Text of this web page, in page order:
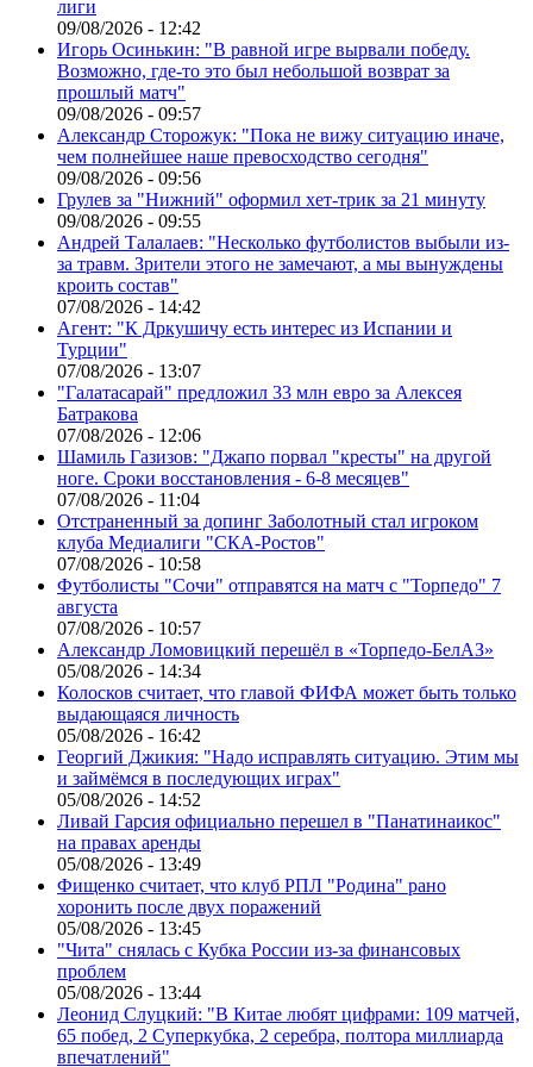
лиги
09/08/2026 - 12:42
Игорь Осинькин: "В равной игре вырвали победу.
Возможно, где-то это был небольшой возврат за
прошлый матч"
09/08/2026 - 09:57
Александр Сторожук: "Пока не вижу ситуацию иначе,
чем полнейшее наше превосходство сегодня"
09/08/2026 - 09:56
Грулев за "Нижний" оформил хет-трик за 21 минуту
09/08/2026 - 09:55
Андрей Талалаев: "Несколько футболистов выбыли из-
за травм. Зрители этого не замечают, а мы вынуждены
кроить состав"
07/08/2026 - 14:42
Агент: "К Дркушичу есть интерес из Испании и
Турции"
07/08/2026 - 13:07
"Галатасарай" предложил 33 млн евро за Алексея
Батракова
07/08/2026 - 12:06
Шамиль Газизов: "Джапо порвал "кресты" на другой
ноге. Сроки восстановления - 6-8 месяцев"
07/08/2026 - 11:04
Отстраненный за допинг Заболотный стал игроком
клуба Медиалиги "СКА-Ростов"
07/08/2026 - 10:58
Футболисты "Сочи" отправятся на матч с "Торпедо" 7
августа
07/08/2026 - 10:57
Александр Ломовицкий перешёл в «Торпедо-БелАЗ»
05/08/2026 - 14:34
Колосков считает, что главой ФИФА может быть только
выдающаяся личность
05/08/2026 - 16:42
Георгий Джикия: "Надо исправлять ситуацию. Этим мы
и займёмся в последующих играх"
05/08/2026 - 14:52
Ливай Гарсия официально перешел в "Панатинаикос"
на правах аренды
05/08/2026 - 13:49
Фищенко считает, что клуб РПЛ "Родина" рано
хоронить после двух поражений
05/08/2026 - 13:45
"Чита" снялась с Кубка России из-за финансовых
проблем
05/08/2026 - 13:44
Леонид Слуцкий: "В Китае любят цифрами: 109 матчей,
65 побед, 2 Суперкубка, 2 серебра, полтора миллиарда
впечатлений"